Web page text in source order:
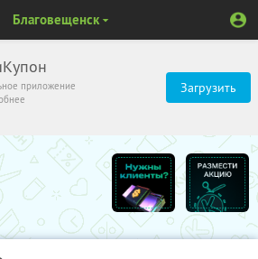
приложение
Загрузить
Благовещенск